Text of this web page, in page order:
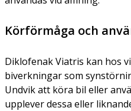
Körförmåga och
Diklofenak Viatris kan hos
biverkningar som
Undvik att köra bil eller
upplever dessa eller